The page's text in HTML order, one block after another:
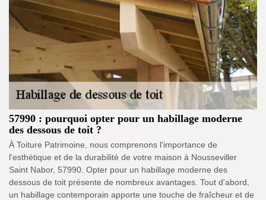
57990 : pourquoi opter pour un habillage moderne
des dessous de toit ?
À Toiture Patrimoine, nous comprenons l'importance de
l'esthétique et de la durabilité de votre maison à Nousseviller
Saint Nabor, 57990. Opter pour un habillage moderne des
dessous de toit présente de nombreux avantages. Tout d'abord,
un habillage contemporain apporte une touche de fraîcheur et de